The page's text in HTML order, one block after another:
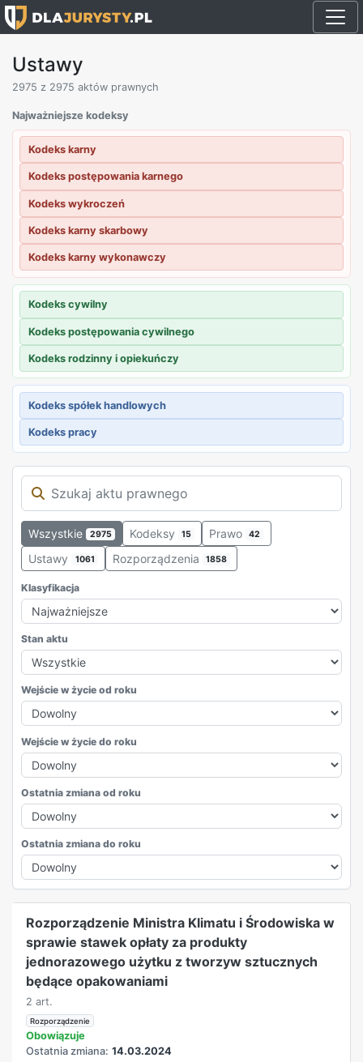
Ustawy
2975 z 2975 aktów prawnych
Najważniejsze kodeksy
Kodeks karny
Kodeks postępowania karnego
Kodeks wykroczeń
Kodeks karny skarbowy
Kodeks karny wykonawczy
Kodeks cywilny
Kodeks postępowania cywilnego
Kodeks rodzinny i opiekuńczy
Kodeks spółek handlowych
Kodeks pracy
Wszystkie 2975 Kodeksy 15 Prawo 42
Ustawy 1061 Rozporządzenia 1858
Klasyfikacja
Stan aktu
Wejście w życie od roku
Wejście w życie do roku
Ostatnia zmiana od roku
Ostatnia zmiana do roku
REKLAMA
Rozporządzenie Ministra Klimatu i Środowiska w
sprawie stawek opłaty za produkty
jednorazowego użytku z tworzyw sztucznych
będące opakowaniami
2 art.
Rozporządzenie
Obowiązuje
Ostatnia zmiana: 14.03.2024